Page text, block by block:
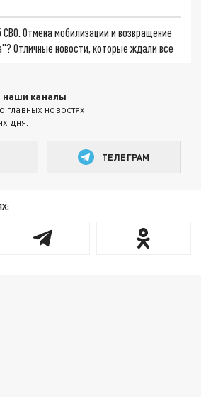
СВО. Отмена мобилизации и возвращение
Отличные новости, которые ждали все
наши каналы
главных новостях
дня.
ТЕЛЕГРАМ